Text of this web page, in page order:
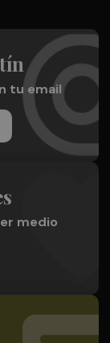
tu email
medio